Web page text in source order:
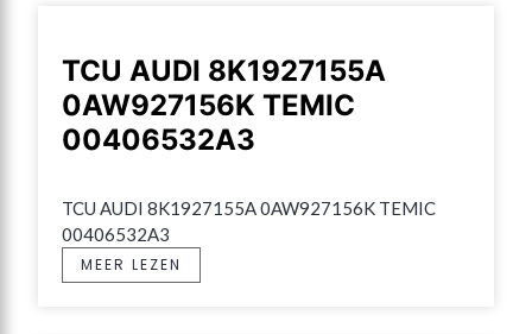
TCU AUDI 8K1927155A
0AW927156K TEMIC
00406532A3
TCU AUDI 8K1927155A 0AW927156K TEMIC
00406532A3
MEER LEZEN